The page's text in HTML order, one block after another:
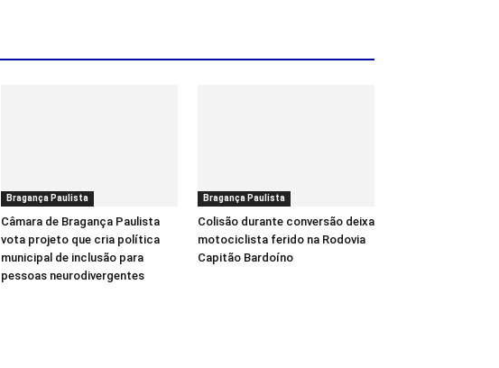
Bragança Paulista
Câmara de Bragança Paulista
vota projeto que cria política
municipal de inclusão para
pessoas neurodivergentes
Bragança Paulista
Colisão durante conversão deixa
motociclista ferido na Rodovia
Capitão Bardoíno